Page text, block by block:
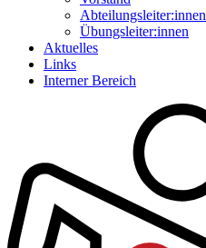
Abteilungsleiter:innen
Übungsleiter:innen
Aktuelles
Links
Interner Bereich